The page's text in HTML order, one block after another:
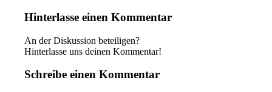
Hinterlasse einen Kommentar
An der Diskussion beteiligen?
Hinterlasse uns deinen Kommentar!
Schreibe einen Kommentar